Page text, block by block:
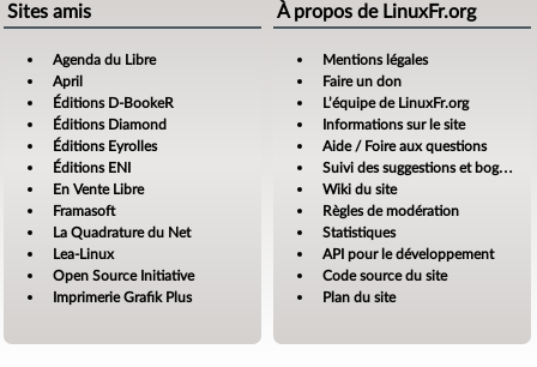
Sites amis
Agenda du Libre
April
Éditions D-BookeR
Éditions Diamond
Éditions Eyrolles
Éditions ENI
En Vente Libre
Framasoft
La Quadrature du Net
Lea-Linux
Open Source Initiative
Imprimerie Grafik Plus
À propos de LinuxFr.org
Mentions légales
Faire un don
L’équipe de LinuxFr.org
Informations sur le site
Aide / Foire aux questions
Suivi des suggestions et bogues
Wiki du site
Règles de modération
Statistiques
API pour le développement
Code source du site
Plan du site